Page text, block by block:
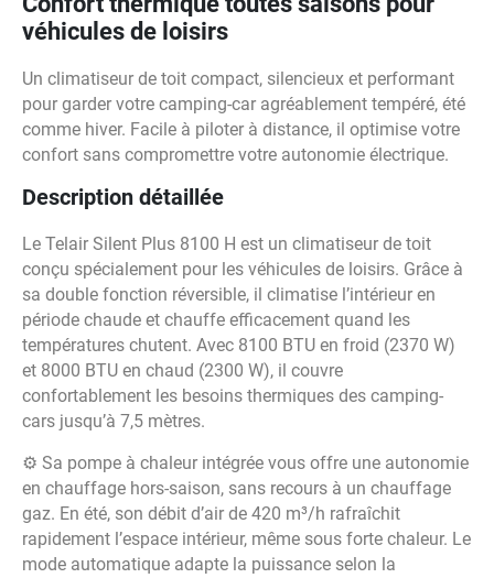
véhicules de loisirs
Un climatiseur de toit compact, silencieux et performant
pour garder votre camping-car agréablement tempéré, été
comme hiver. Facile à piloter à distance, il optimise votre
confort sans compromettre votre autonomie électrique.
Description détaillée
Le Telair Silent Plus 8100 H est un climatiseur de toit
conçu spécialement pour les véhicules de loisirs. Grâce à
sa double fonction réversible, il climatise l’intérieur en
période chaude et chauffe efficacement quand les
températures chutent. Avec 8100 BTU en froid (2370 W)
et 8000 BTU en chaud (2300 W), il couvre
confortablement les besoins thermiques des camping-
cars jusqu’à 7,5 mètres.
⚙️ Sa pompe à chaleur intégrée vous offre une autonomie
en chauffage hors-saison, sans recours à un chauffage
gaz. En été, son débit d’air de 420 m³/h rafraîchit
rapidement l’espace intérieur, même sous forte chaleur. Le
mode automatique adapte la puissance selon la